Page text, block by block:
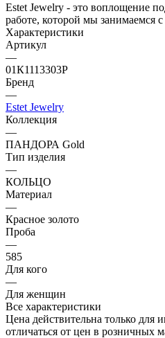
Estet Jewelry - это воплощение
работе, которой мы занимаемся с
Характеристики
Артикул
—
01К1113303Р
Бренд
—
Estet Jewelry
Коллекция
—
ПАНДОРА Gold
Тип изделия
—
КОЛЬЦО
Материал
—
Красное золото
Проба
—
585
Для кого
—
Для женщин
Все характеристики
Цена действительна только для
отличаться от цен в розничных